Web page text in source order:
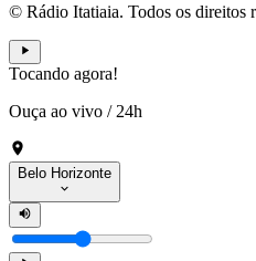
© Rádio Itatiaia. Todos os direitos
Tocando agora!
Ouça ao vivo / 24h
Belo Horizonte